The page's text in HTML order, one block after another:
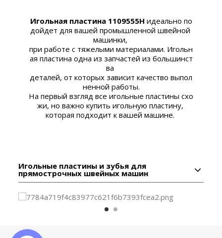
Игольная пластина 1109555H идеально по
дойдет для вашей промышленной швейной
машинки,
при работе с тяжелыми материалами. Игольн
ая пластина одна из запчастей из большинст
ва
деталей, от которых зависит качество выпол
ненной работы.
На первый взгляд все игольные пластины схо
жи, но важно купить игольную пластину,
которая подходит к вашей машине.
Игольные пластины и зубья для
прямострочных швейных машин